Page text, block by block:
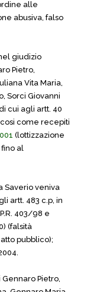
alle
abusiva, falso
giudizio
Pietro,
Vita Maria,
Sorci Giovanni
cui agli artt. 40
cosi come recepiti
(lottizzazione
al
Saverio veniva
artt. 483 c.p, in
403/98 e
(falsità
pubblico);
Pietro,